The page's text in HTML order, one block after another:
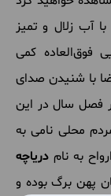
آب زلال و تمیز
فوق‌العاده کمی
با شنیدن صدای
فصل سال در این
محلی نامی به
به نام دریاچه
پهن برگ بوده و